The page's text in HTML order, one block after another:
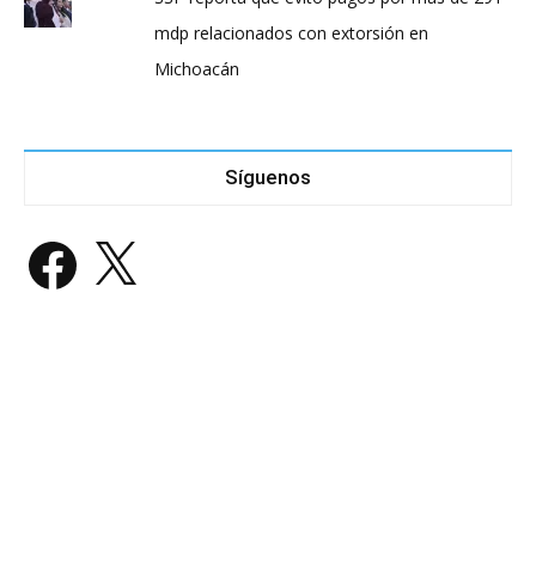
mdp relacionados con extorsión en
Michoacán
Síguenos
Facebook